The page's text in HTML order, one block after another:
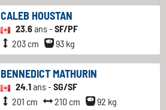
CALEB HOUSTAN
23.6ans - SF/PF
203 cm
93 kg
BENNEDICT MATHURIN
24.1ans - SG/SF
201 cm
210 cm 92 kg